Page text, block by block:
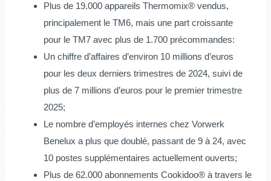
Plus de 19.000 appareils Thermomix® vendus,
principalement le TM6, mais une part croissante
pour le TM7 avec plus de 1.700 précommandes:
Un chiffre d’affaires d’environ 10 millions d’euros
pour les deux derniers trimestres de 2024, suivi de
plus de 7 millions d’euros pour le premier trimestre
2025;
Le nombre d’employés internes chez Vorwerk
Benelux a plus que doublé, passant de 9 à 24, avec
10 postes supplémentaires actuellement ouverts;
Plus de 62.000 abonnements Cookidoo® à travers le